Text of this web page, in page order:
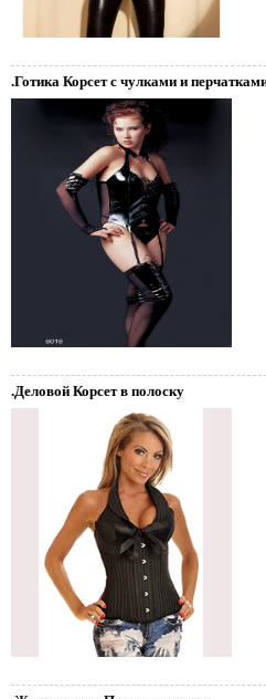
.Готика Корсет с чулками и
.Деловой Корсет в полоску